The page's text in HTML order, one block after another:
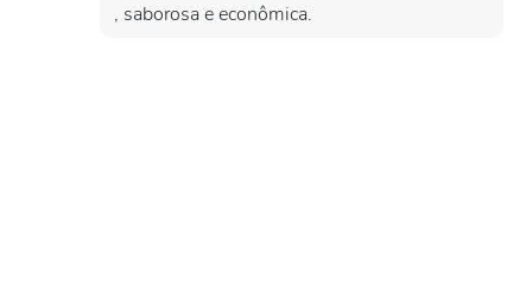
, saborosa e econômica.